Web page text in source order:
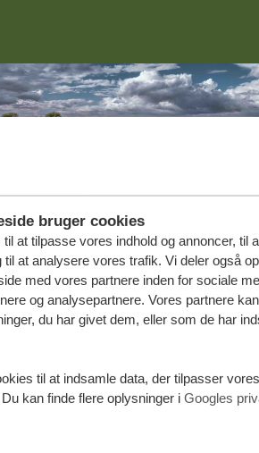
bruger cookies
at tilpasse vores indhold og annoncer, til
til at analysere vores trafik. Vi deler også
med vores partnere inden for sociale
og analysepartnere. Vores partnere
du har givet dem, eller som de har
til at indsamle data, der tilpasser
kan finde flere oplysninger i Googles
DAGE FRA
Ngorongoro-kraterets vidundere